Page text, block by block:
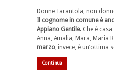
Donne Tarantola, non
Il cognome in comune è
Appiano Gentile. Che è
Anna, Amalia, Mara, Maria
marzo, invece, è un’ottima
Continua